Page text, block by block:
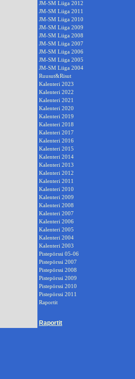
JM-SM Liiga 2012
JM-SM Liiga 2011
JM-SM Liiga 2010
JM-SM Liiga 2009
JM-SM Liiga 2008
JM-SM Liiga 2007
JM-SM Liiga 2006
JM-SM Liiga 2005
JM-SM Liiga 2004
Ruusut&Risut
Kalenteri 2023
Kalenteri 2022
Kalenteri 2021
Kalenteri 2020
Kalenteri 2019
Kalenteri 2018
Kalenteri 2017
Kalenteri 2016
Kalenteri 2015
Kalenteri 2014
Kalenteri 2013
Kalenteri 2012
Kalenteri 2011
Kalenteri 2010
Kalenteri 2009
Kalenteri 2008
Kalenteri 2007
Kalenteri 2006
Kalenteri 2005
Kalenteri 2004
Kalenteri 2003
Pistepörssi 05-06
Pistepörssi 2007
Pistepörssi 2008
Pistepörssi 2009
Pistepörssi 2010
Pistepörssi 2011
Raportit
Raportit